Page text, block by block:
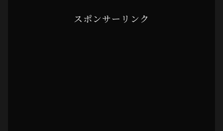
スポンサーリンク